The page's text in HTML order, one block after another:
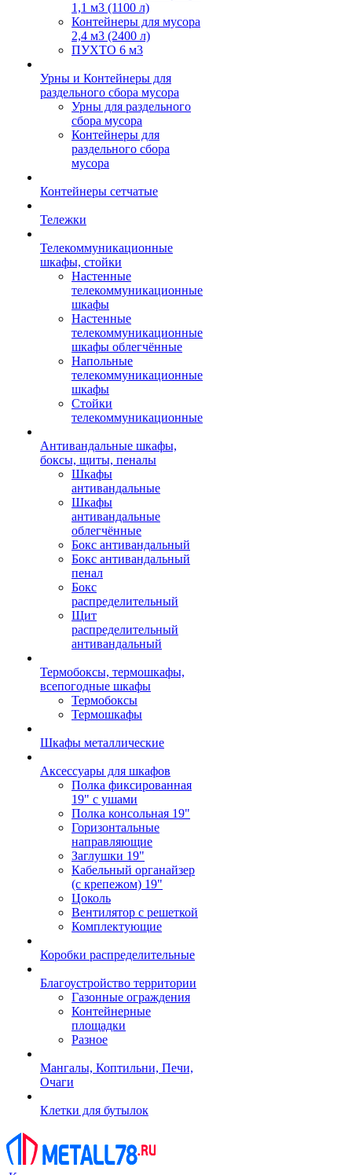
1,1 м3 (1100 л)
Контейнеры для мусора
2,4 м3 (2400 л)
ПУХТО 6 м3
Урны и Контейнеры для
раздельного сбора мусора
Урны для раздельного
сбора мусора
Контейнеры для
раздельного сбора
мусора
Контейнеры сетчатые
Тележки
Телекоммуникационные
шкафы, стойки
Настенные
телекоммуникационные
шкафы
Настенные
телекоммуникационные
шкафы облегчённые
Напольные
телекоммуникационные
шкафы
Стойки
телекоммуникационные
Антивандальные шкафы,
боксы, щиты, пеналы
Шкафы
антивандальные
Шкафы
антивандальные
облегчённые
Бокс антивандальный
Бокс антивандальный
пенал
Бокс
распределительный
Щит
распределительный
антивандальный
Термобоксы, термошкафы,
всепогодные шкафы
Термобоксы
Термошкафы
Шкафы металлические
Аксессуары для шкафов
Полка фиксированная
19" с ушами
Полка консольная 19"
Горизонтальные
направляющие
Заглушки 19"
Кабельный органайзер
(с крепежом) 19"
Цоколь
Вентилятор с решеткой
Комплектующие
Коробки распределительные
Благоустройство территории
Газонные ограждения
Контейнерные
площадки
Разное
Мангалы, Коптильни, Печи,
Очаги
Клетки для бутылок